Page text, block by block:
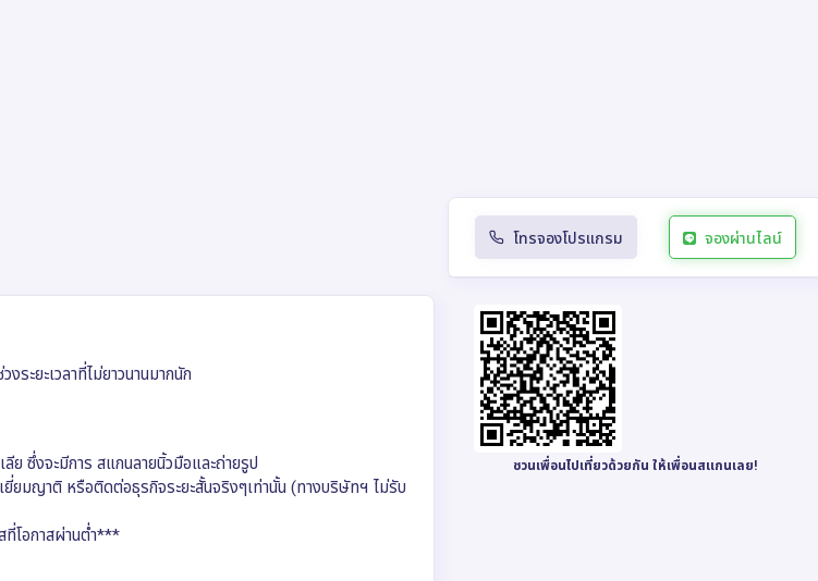
ะยะเวลาที่ไม่ยาวนานมากนัก
ย ซึ่งจะมีการ สแกนลายนิ้วมือและถ่ายรูป
ยมญาติ หรือติดต่อธุรกิจระยะสั้นจริงๆเท่านั้น (ทางบริษัทฯ ไม่รับ
ที่โอกาสผ่านต่ำ***
โทรจองโปรแกรม จองผ่านไลน์
ชวนเพื่อนไปเที่ยวด้วยกัน ให้เพื่อนสแกนเลย!